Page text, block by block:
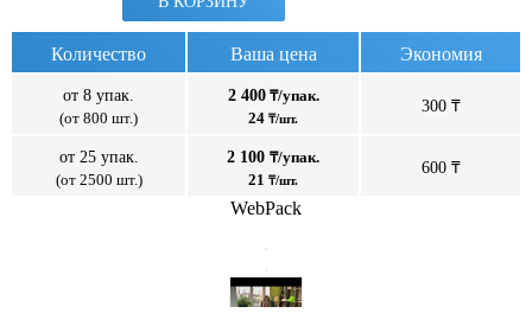
Количество Ваша цена Экономия
от 8 упак.
(от 800 шт.)
2 400₸/упак.
24 ₸/шт.
300 ₸
от 25 упак.
(от 2500 шт.)
2 100 ₸/упак.
21 ₸/шт.
600 ₸
WebPack